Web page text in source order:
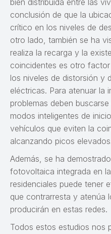
bien distribuida entre las
conclusión de que la
crítico en los niveles de
otro lado, también se ha
realiza la recarga y la
coincidentes es otro
los niveles de distorsión y
eléctricas. Para atenuar la
problemas deben
modos inteligentes de
vehículos que eviten la
alcanzando picos
Además, se ha
fotovoltaica integrada en
residenciales puede tener
que contrarresta y atenúa
producirán en estas redes.
Todos estos estudios nos